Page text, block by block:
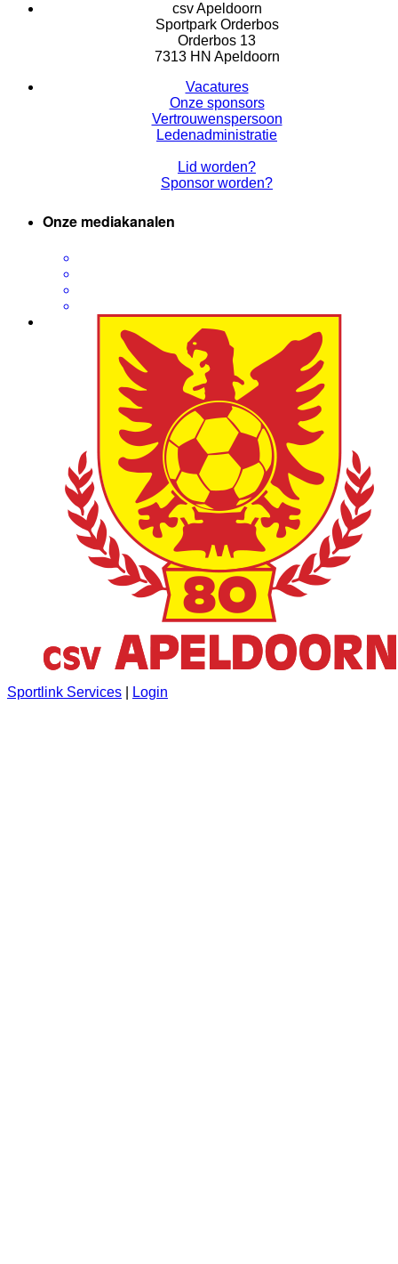
csv Apeldoorn
Sportpark Orderbos
Orderbos 13
7313 HN Apeldoorn
Vacatures
Onze sponsors
Vertrouwenspersoon
Ledenadministratie
Lid worden?
Sponsor worden?
Onze mediakanalen
Sportlink Services Login